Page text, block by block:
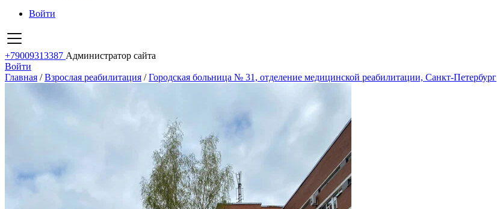
Войти
+79009313387 Администратор сайта
Войти
Главная /Взрослая реабилитация /Городская больница № 31, отделение медицинской реабилитации, Санкт-Петербург